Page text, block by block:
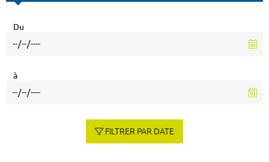
Du
à
FILTRER PAR DATE